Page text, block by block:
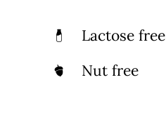
Lactose free
Nut free